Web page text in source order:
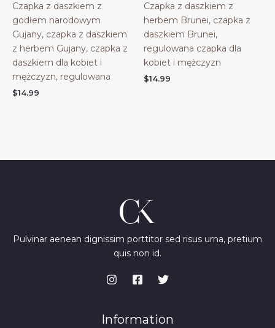
Czapka z daszkiem z
godłem narodowym
Gujany, czapka z daszkiem
z herbem Gujany, czapka z
daszkiem dla kobiet i
mężczyzn, regulowana
$14.99
Czapka z daszkiem z
herbem Brunei, czapka z
daszkiem Brunei,
regulowana czapka dla
kobiet i mężczyzn
$14.99
Pulvinar aenean dignissim porttitor sed risus urna, pretium
quis non id.
Information